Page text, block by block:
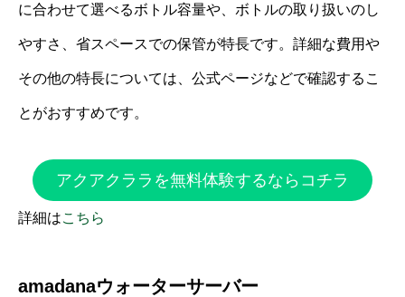
に合わせて選べるボトル容量や、ボトルの取り扱いのし
やすさ、省スペースでの保管が特長です。詳細な費用や
その他の特長については、公式ページなどで確認するこ
とがおすすめです。
アクアクララを無料体験するならコチラ
詳細はこちら
amadanaウォーターサーバー